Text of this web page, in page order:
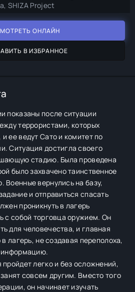
SHIZA Project
ОНЛАЙН
В ИЗБРАННОЕ
показаны после ситуации
террористами, которых
ее ведут Сато и комитет по
Ситуация достигла своего
стадию. Была проведена
было захвачено таинственное
Военные вернулись на базу,
и отправиться спасать
проникнуть в лагерь
с собой торговца оружием. Он
для человечества, и главная
лагерь, не создавая переполоха,
информацию.
легко и без осложнений,
совсем другим. Вместо того
он начинает изучать